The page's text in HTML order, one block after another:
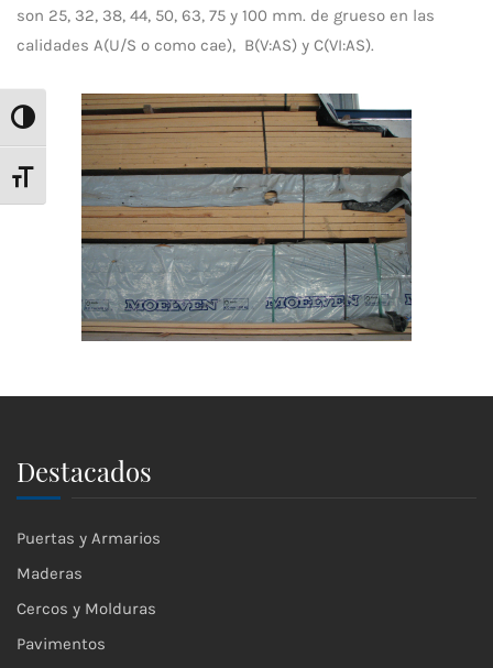
Alternar alto contraste
Alternar tamaño de letra
son 25, 32, 38, 44, 50, 63, 75 y 100 mm. de grueso en las
calidades A(U/S o como cae), B(V:AS) y C(VI:AS).
Destacados
Puertas y Armarios
Maderas
Cercos y Molduras
Pavimentos